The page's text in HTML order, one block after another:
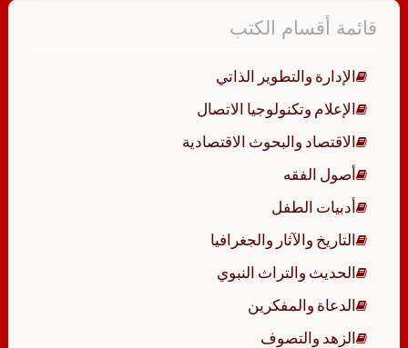
قائمة أقسام الكتب
الإدارة والتطوير الذاتي
الإعلام وتكنولوجيا الاتصال
الاقتصاد والبحوث الاقتصادية
أصول الفقه
أدبيات الطفل
التاريخ والآثار والجغرافيا
الحديث والتراث النبوي
الدعاة والمفكرين
الزهد والتصوف